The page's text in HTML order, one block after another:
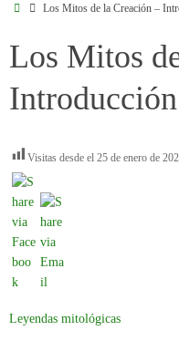
Los Mitos de la Creación –
Los Mitos
Introducción
Visitas desde el 25 de enero de
Leyendas mitológicas